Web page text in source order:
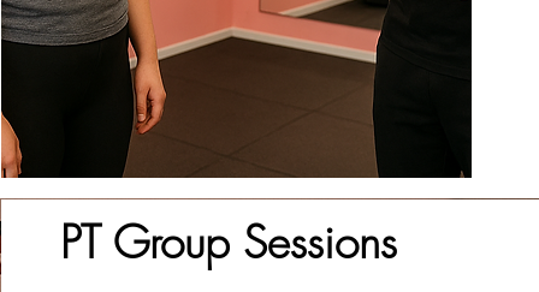
PT Group Sessions